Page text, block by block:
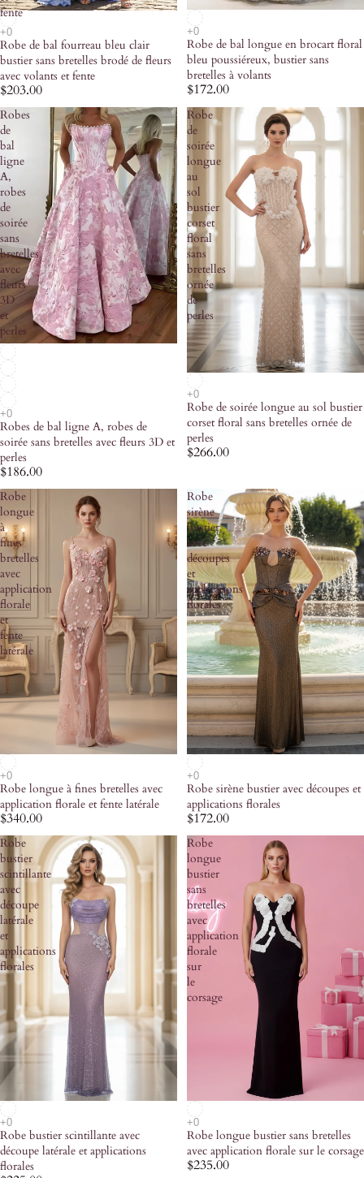
fente
Robe de bal fourreau bleu clair
bustier sans bretelles brodé de fleurs
avec volants et fente
$203.00
Robe de bal longue en brocart floral
bleu poussiéreux, bustier sans
bretelles à volants
$172.00
Robes
de
bal
ligne
A,
robes
de
soirée
sans
bretelles
avec
fleurs
3D
et
perles
Robes de bal ligne A, robes de
soirée sans bretelles avec fleurs 3D et
perles
$186.00
Robe
de
soirée
longue
au
sol
bustier
corset
floral
sans
bretelles
ornée
de
perles
Robe de soirée longue au sol bustier
corset floral sans bretelles ornée de
perles
$266.00
Robe
longue
à
fines
bretelles
avec
application
florale
et
fente
latérale
Robe longue à fines bretelles avec
application florale et fente latérale
$340.00
Robe
sirène
bustier
avec
découpes
et
applications
florales
Robe sirène bustier avec découpes et
applications florales
$172.00
Robe
bustier
scintillante
avec
découpe
latérale
et
applications
florales
Robe bustier scintillante avec
découpe latérale et applications
florales
Robe
longue
bustier
sans
bretelles
avec
application
florale
sur
le
corsage
Robe longue bustier sans bretelles
avec application florale sur le corsage
$235.00